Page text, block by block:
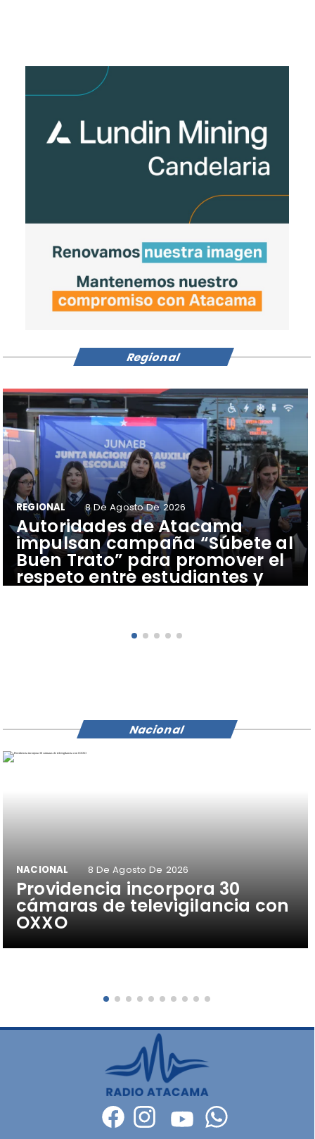
Autoridades de Atacama
impulsan campaña “Súbete al
Buen Trato” para promover el
respeto entre estudiantes y
conductores del transporte
REGIONAL 8 De Agosto De 2026
Regional
Providencia incorpora 30
cámaras de televigilancia con
OXXO
NACIONAL 8 De Agosto De 2026
Nacional